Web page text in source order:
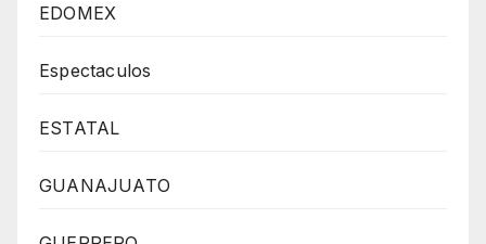
EDOMEX
Espectaculos
ESTATAL
GUANAJUATO